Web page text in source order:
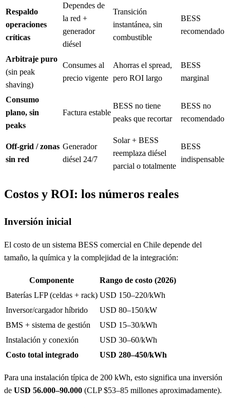
Respaldo
operaciones
críticas
Dependes de
la red +
generador
diésel
Transición
instantánea, sin
combustible
BESS
recomendado
Arbitraje puro
(sin peak
shaving)
Consumes al
precio vigente
Ahorras el spread,
pero ROI largo
BESS
marginal
Consumo
plano, sin
peaks
Factura estable
BESS no tiene
peaks que recortar
BESS no
recomendado
Off-grid / zonas
sin red
Generador
diésel 24/7
Solar + BESS
reemplaza diésel
parcial o totalmente
BESS
indispensable
Costos y ROI: los números reales
Inversión inicial
El costo de un sistema BESS comercial en Chile depende del
tamaño, la química y la complejidad de la integración:
Componente
Rango de costo (2026)
Baterías LFP (celdas + rack) USD 150–220/kWh
Inversor/cargador híbrido
USD 80–150/kW
BMS + sistema de gestión
USD 15–30/kWh
Instalación y conexión
USD 30–60/kWh
Costo total integrado
USD 280–450/kWh
Para una instalación típica de 200 kWh, esto significa una inversión
de USD 56.000–90.000 (CLP $53–85 millones aproximadamente).